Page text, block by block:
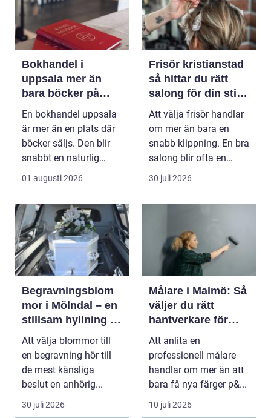
Bokhandel i
uppsala mer än
bara böcker på
hyllan
En bokhandel uppsala
är mer än en plats där
böcker säljs. Den blir
snabbt en naturlig
mötesplats för...
01 augusti 2026
Frisör kristianstad
så hittar du rätt
salong för din stil
och vardag
Att välja frisör handlar
om mer än bara en
snabb klippning. En bra
salong blir ofta en
trygg punkt i...
30 juli 2026
Begravningsblom
mor i Mölndal – en
stillsam hyllning i
livets svåraste
stund
Att välja blommor till
en begravning hör till
de mest känsliga
beslut en anhörig...
30 juli 2026
Målare i Malmö: Så
väljer du rätt
hantverkare för
hem och fasad
Att anlita en
professionell målare
handlar om mer än att
bara få nya färger p&...
10 juli 2026